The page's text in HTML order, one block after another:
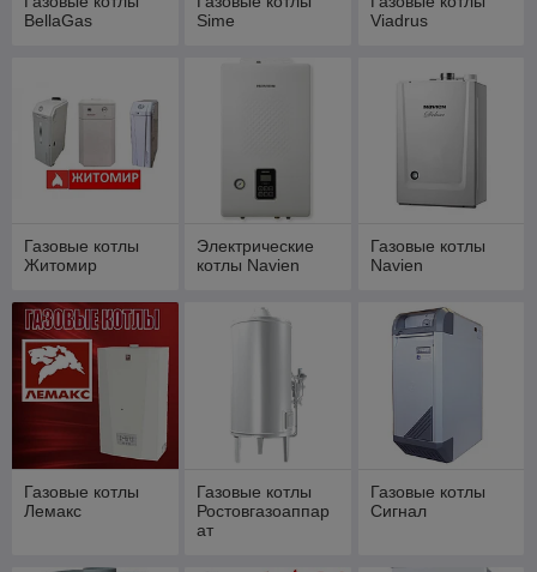
BellaGas
Sime
Viadrus
Газовые котлы
Житомир
Электрические
котлы Navien
Газовые котлы
Navien
Газовые котлы
Лемакс
Газовые котлы
Ростовгазоаппар
ат
Газовые котлы
Сигнал